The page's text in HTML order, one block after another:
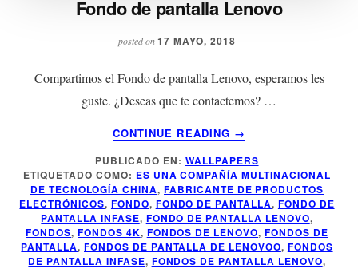
Fondo de pantalla Lenovo
posted on17 MAYO, 2018
Compartimos el Fondo de pantalla Lenovo, esperamos les
guste. ¿Deseas que te contactemos? …
CONTINUE READING
ACERCA
DE
FONDO
DE
PANTALLA
LENOVO
→
PUBLICADO EN: WALLPAPERS
ETIQUETADO COMO: ES UNA COMPAÑÍA MULTINACIONAL
DE TECNOLOGÍA CHINA,FABRICANTE DE PRODUCTOS
ELECTRÓNICOS, FONDO, FONDO DE PANTALLA, FONDO DE
PANTALLA INFASE, FONDO DE PANTALLA LENOVO,
FONDOS,FONDOS 4K, FONDOS DE LENOVO, FONDOS DE
PANTALLA,FONDOS DE PANTALLA DE LENOVOO, FONDOS
DE PANTALLA INFASE, FONDOS DE PANTALLA LENOVO,